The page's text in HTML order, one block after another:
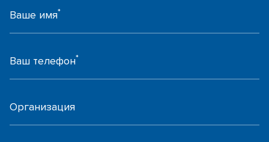
Ваше имя*
Ваш телефон*
Организация